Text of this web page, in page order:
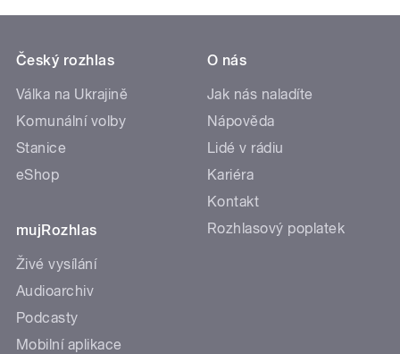
Český rozhlas
Válka na Ukrajině
Komunální volby
Stanice
eShop
mujRozhlas
Živé vysílání
Audioarchiv
Podcasty
Mobilní aplikace
O nás
Jak nás naladíte
Nápověda
Lidé v rádiu
Kariéra
Kontakt
Rozhlasový poplatek